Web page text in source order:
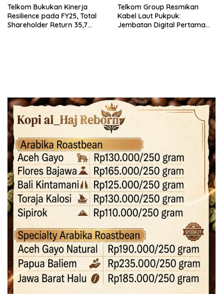
Telkom Bukukan Kinerja
Resilience pada FY25, Total
Shareholder Return 35,7
Telkom Group Resmikan
Kabel Laut Pukpuk:
Jembatan Digital Pertama